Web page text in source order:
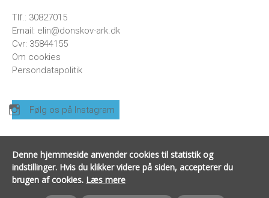
Tlf.: 30827015
Email: elin@donskov-ark.dk
Cvr: 35844155
Om cookies
Persondatapolitik
Følg os på Instagram
ARKITEKTRÅDGIVNING I ÅRHUS
Denne hjemmeside anvender cookies til statistik og
indstillinger. Hvis du klikker videre på siden, accepterer du
brugen af cookies. Læs mere